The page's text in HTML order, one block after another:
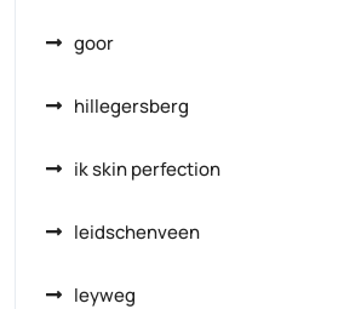
goor
hillegersberg
ik skin perfection
leidschenveen
leyweg